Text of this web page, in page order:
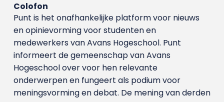
Colofon
Punt is het onafhankelijke platform voor nieuws
en opinievorming voor studenten en
medewerkers van Avans Hoge­school. Punt
informeert de gemeenschap van Avans
Hogeschool over voor hen relevante
onderwerpen en fungeert als podium voor
meningsvorming en debat. De mening van derden